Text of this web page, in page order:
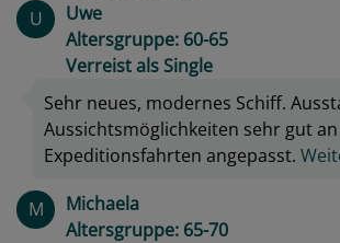
U
Uwe
Altersgruppe: 60-65
Verreist als Single
Sehr neues, modernes Schiff.
Aussichtsmöglichkeiten sehr gut an
Expeditionsfahrten angepasst.
M
Michaela
Altersgruppe: 65-70